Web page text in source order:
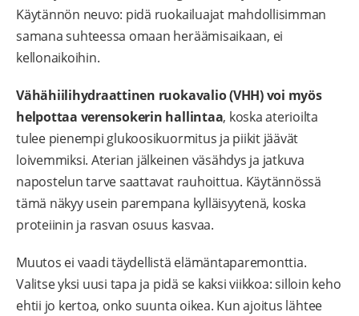
Käytännön neuvo: pidä ruokailuajat mahdollisimman
samana suhteessa omaan heräämisaikaan, ei
kellonaikoihin.
Vähähiilihydraattinen ruokavalio (VHH) voi myös
helpottaa verensokerin hallintaa, koska aterioilta
tulee pienempi glukoosikuormitus ja piikit jäävät
loivemmiksi. Aterian jälkeinen väsähdys ja jatkuva
napostelun tarve saattavat rauhoittua. Käytännössä
tämä näkyy usein parempana kylläisyytenä, koska
proteiinin ja rasvan osuus kasvaa.
Muutos ei vaadi täydellistä elämäntaparemonttia.
Valitse yksi uusi tapa ja pidä se kaksi viikkoa: silloin keho
ehtii jo kertoa, onko suunta oikea. Kun ajoitus lähtee